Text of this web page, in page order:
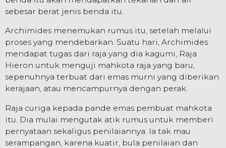
sebesar berat jenis benda itu.
Archimides menemukan rumus itu, setelah melalui
proses yang mendebarkan. Suatu hari, Archimides
mendapat tugas dari raja yang dia kagumi, Raja
Hieron untuk menguji mahkota raja yang baru,
sepenuhnya terbuat dari emas murni yang diberikan
kerajaan, atau mencampurnya dengan perak.
Raja curiga kepada pande emas pembuat mahkota
itu. Dia mulai mengutak atik rumus untuk memberi
pernyataan sekaligus penilaiannya. Ia tak mau
serampangan, karena kuatir, bula penilaian dan